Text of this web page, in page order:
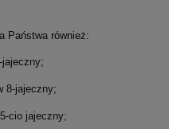
Państwa również:
jajeczny;
8-jajeczny;
cio jajeczny;